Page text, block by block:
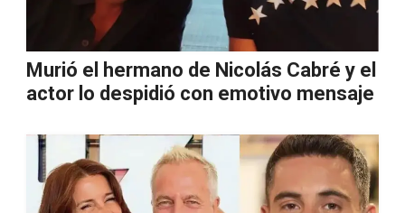
Murió el hermano de Nicolás Cabré y el
actor lo despidió con emotivo mensaje